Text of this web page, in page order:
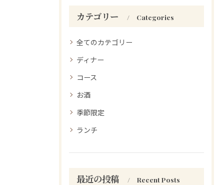
カテゴリー Categories
全てのカテゴリー
ディナー
コース
お酒
季節限定
ランチ
最近の投稿 Recent Posts